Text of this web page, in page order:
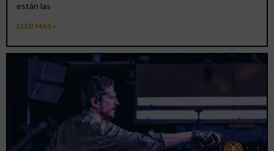
están las
LEER MÁS »